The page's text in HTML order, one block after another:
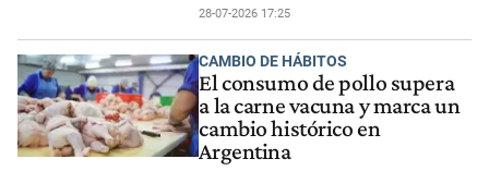
28-07-2026 17:25
CAMBIO DE HÁBITOS
El consumo de pollo supera
a la carne vacuna y marca un
cambio histórico en
Argentina